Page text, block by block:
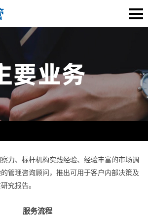
力、标杆机构实践经验、经验丰富的市场调
管理咨询顾问，推出可用于客户内部决策及
究报告。
服务流程